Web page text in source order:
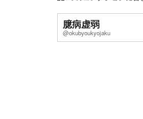
臆病虚弱
@okubyoukyojaku